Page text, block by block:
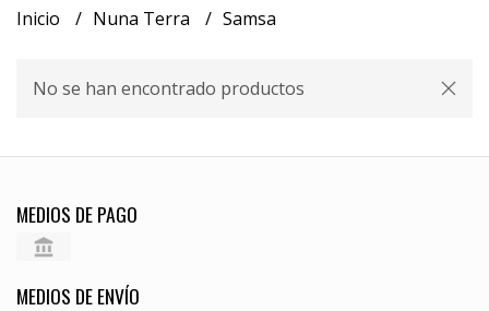
Inicio Nuna Terra Samsa
No se han encontrado productos
MEDIOS DE PAGO
MEDIOS DE ENVÍO